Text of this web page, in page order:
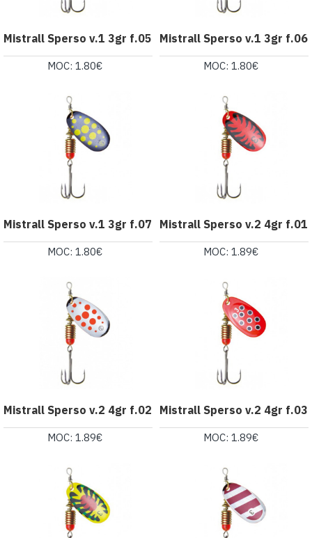
Mistrall Sperso v.1 3gr f.05
MOC: 1.80€
Mistrall Sperso v.1 3gr f.06
MOC: 1.80€
Mistrall Sperso v.1 3gr f.07
MOC: 1.80€
Mistrall Sperso v.2 4gr f.01
MOC: 1.89€
Mistrall Sperso v.2 4gr f.02
MOC: 1.89€
Mistrall Sperso v.2 4gr f.03
MOC: 1.89€